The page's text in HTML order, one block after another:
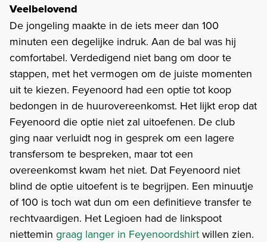
Veelbelovend
De jongeling maakte in de iets meer dan 100
minuten een degelijke indruk. Aan de bal was hij
comfortabel. Verdedigend niet bang om door te
stappen, met het vermogen om de juiste momenten
uit te kiezen. Feyenoord had een optie tot koop
bedongen in de huurovereenkomst. Het lijkt erop dat
Feyenoord die optie niet zal uitoefenen. De club
ging naar verluidt nog in gesprek om een lagere
transfersom te bespreken, maar tot een
overeenkomst kwam het niet. Dat Feyenoord niet
blind de optie uitoefent is te begrijpen. Een minuutje
of 100 is toch wat dun om een definitieve transfer te
rechtvaardigen. Het Legioen had de linkspoot
niettemin graag langer in Feyenoordshirt willen zien.